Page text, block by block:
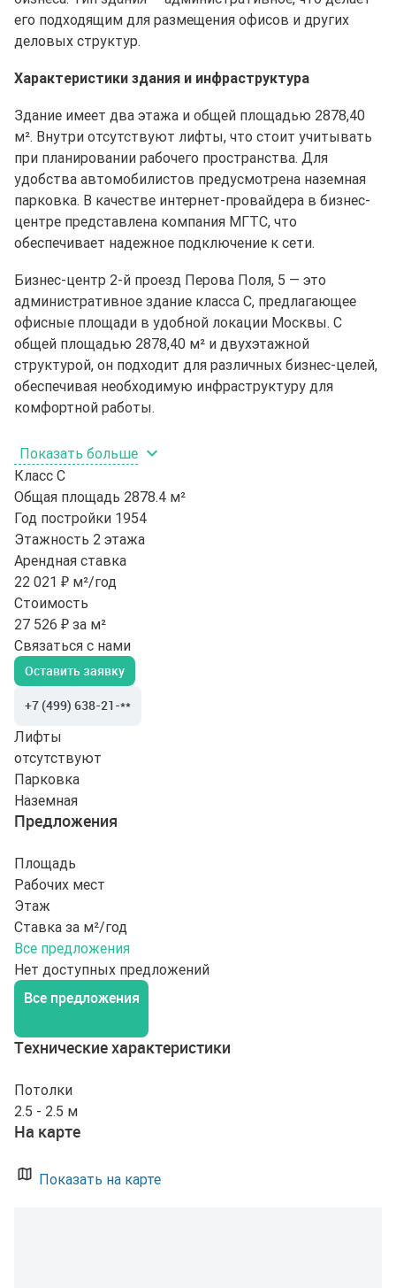
его подходящим для размещения офисов и других
деловых структур.
Характеристики здания и инфраструктура
Здание имеет два этажа и общей площадью 2878,40
м². Внутри отсутствуют лифты, что стоит учитывать
при планировании рабочего пространства. Для
удобства автомобилистов предусмотрена наземная
парковка. В качестве интернет-провайдера в бизнес-
центре представлена компания МГТС, что
обеспечивает надежное подключение к сети.
Бизнес-центр 2-й проезд Перова Поля, 5 — это
административное здание класса C, предлагающее
офисные площади в удобной локации Москвы. С
общей площадью 2878,40 м² и двухэтажной
структурой, он подходит для различных бизнес-целей,
обеспечивая необходимую инфраструктуру для
комфортной работы.
Показать больше
Класс C
Общая площадь 2878.4 м²
Год постройки 1954
Этажность 2 этажа
Арендная ставка
22 021 ₽ м²/год
Стоимость
27 526 ₽ за м²
Связаться с нами
Оставить заявку
+7 (499) 638-21-**
Лифты
отсутствуют
Парковка
Наземная
Предложения
Площадь
Рабочих мест
Этаж
Ставка за м²/год
Все предложения
Нет доступных предложений
Все предложения
Технические характеристики
Потолки
2.5 - 2.5 м
На карте
Показать на карте